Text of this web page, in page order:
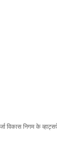
विकास निगम के